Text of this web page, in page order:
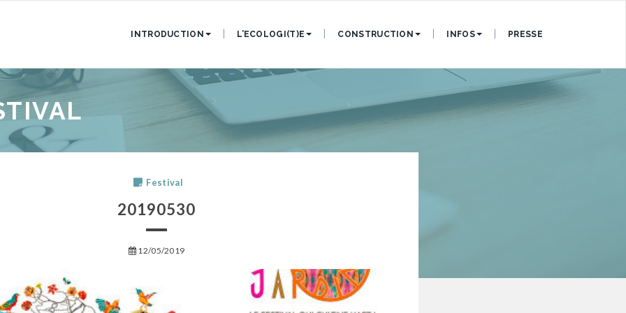
INTRODUCTION L’ECOLOGI(T)E CONSTRUCTION INFOS PRESSE
Festival
20190530
12/05/2019